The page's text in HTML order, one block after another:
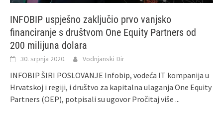
INFOBIP uspješno zaključio prvo vanjsko
financiranje s društvom One Equity Partners od
200 milijuna dolara
30. srpnja 2020. Vodnjanski Đir
INFOBIP ŠIRI POSLOVANJE Infobip, vodeća IT kompanija u
Hrvatskoj i regiji, i društvo za kapitalna ulaganja One Equity
Partners (OEP), potpisali su ugovor Pročitaj više ...